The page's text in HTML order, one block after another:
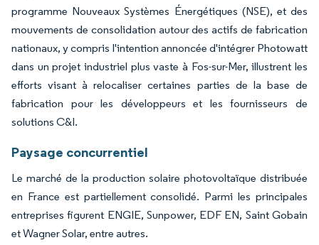
programme Nouveaux Systèmes Énergétiques (NSE), et des
mouvements de consolidation autour des actifs de fabrication
nationaux, y compris l'intention annoncée d'intégrer Photowatt
dans un projet industriel plus vaste à Fos-sur-Mer, illustrent les
efforts visant à relocaliser certaines parties de la base de
fabrication pour les développeurs et les fournisseurs de
solutions C&I.
Paysage concurrentiel
Le marché de la production solaire photovoltaïque distribuée
en France est partiellement consolidé. Parmi les principales
entreprises figurent ENGIE, Sunpower, EDF EN, Saint Gobain
et Wagner Solar, entre autres.